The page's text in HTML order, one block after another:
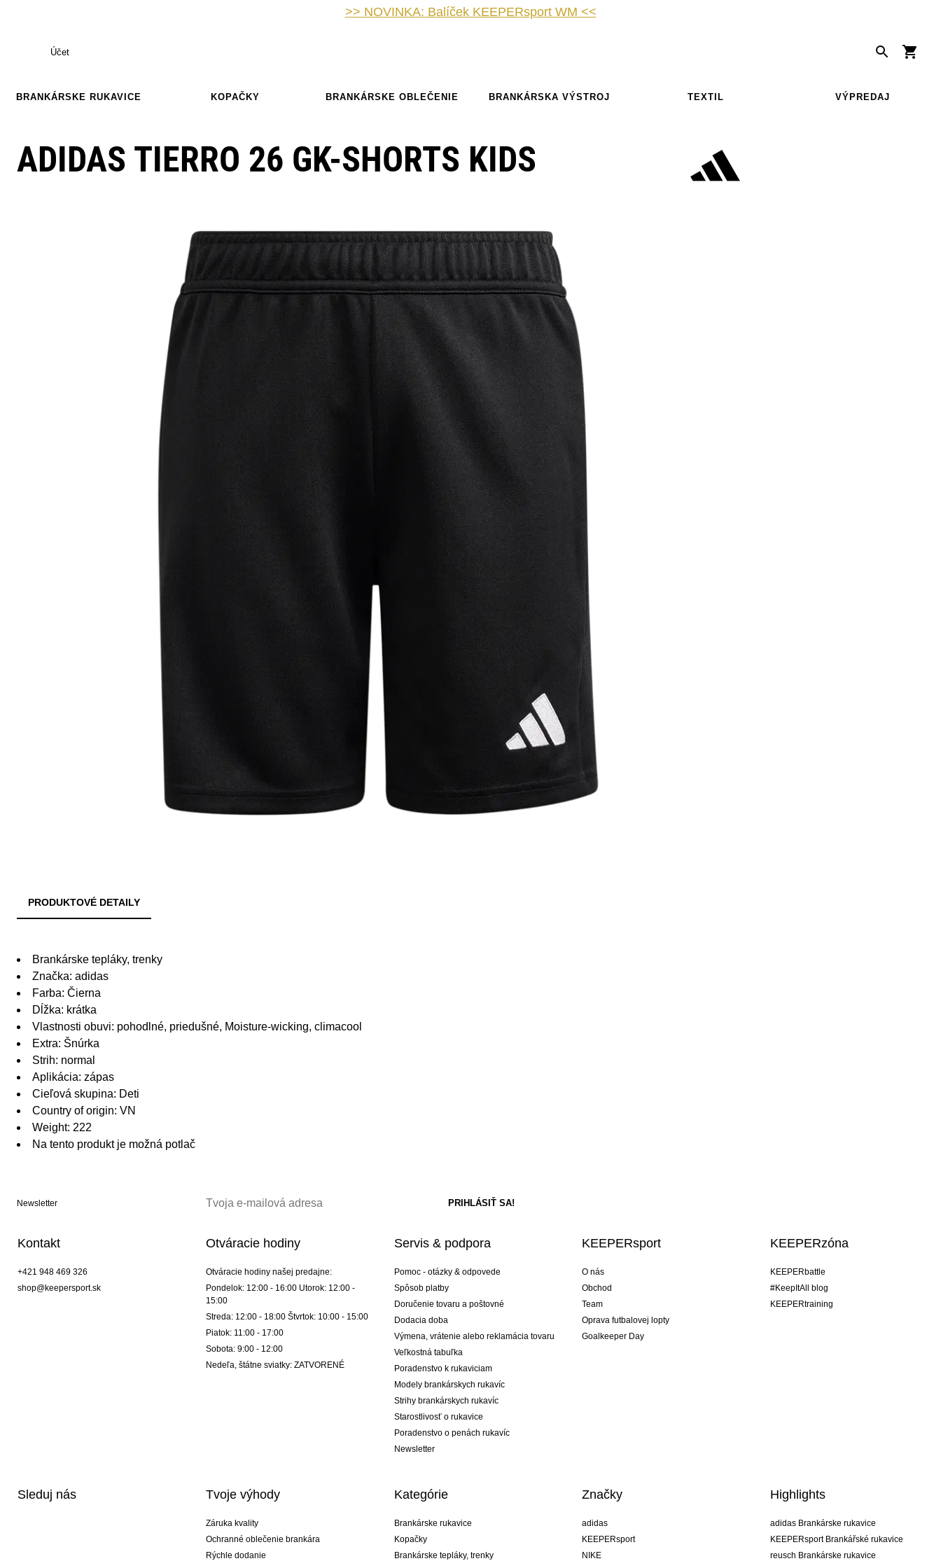
>> NOVINKA: Balíček KEEPERsport WM <<
Účet
BRANKÁRSKE RUKAVICE KOPAČKY BRANKÁRSKE OBLEČENIE BRANKÁRSKA VÝSTROJ TEXTIL VÝPREDAJ
ADIDAS TIERRO 26 GK-SHORTS KIDS
PRODUKTOVÉ DETAILY
Brankárske tepláky, trenky
Značka: adidas
Farba: Čierna
Dĺžka: krátka
Vlastnosti obuvi: pohodlné, priedušné, Moisture-wicking, climacool
Extra: Šnúrka
Strih: normal
Aplikácia: zápas
Cieľová skupina: Deti
Country of origin: VN
Weight: 222
Na tento produkt je možná potlač
Newsletter
Kontakt
+421 948 469 326
shop@keepersport.sk
Otváracie hodiny
Otváracie hodiny našej predajne:
Pondelok: 12:00 - 16:00 Utorok: 12:00 -
15:00
Streda: 12:00 - 18:00 Štvrtok: 10:00 - 15:00
Piatok: 11:00 - 17:00
Sobota: 9:00 - 12:00
Nedeľa, štátne sviatky: ZATVORENÉ
Servis & podpora
Pomoc - otázky & odpovede
Spôsob platby
Doručenie tovaru a poštovné
Dodacia doba
Výmena, vrátenie alebo reklamácia tovaru
Veľkostná tabuľka
Poradenstvo k rukaviciam
Modely brankárskych rukavíc
Strihy brankárskych rukavíc
Starostlivosť o rukavice
Poradenstvo o penách rukavíc
Newsletter
KEEPERsport
O nás
Obchod
Team
Oprava futbalovej lopty
Goalkeeper Day
KEEPERzóna
KEEPERbattle
#KeepItAll blog
KEEPERtraining
Sleduj nás Tvoje výhody
Záruka kvality
Ochranné oblečenie brankára
Rýchle dodanie
Kategórie
Brankárske rukavice
Kopačky
Brankárske tepláky, trenky
Značky
adidas
KEEPERsport
NIKE
Highlights
adidas Brankárske rukavice
KEEPERsport Brankářské rukavice
reusch Brankárske rukavice